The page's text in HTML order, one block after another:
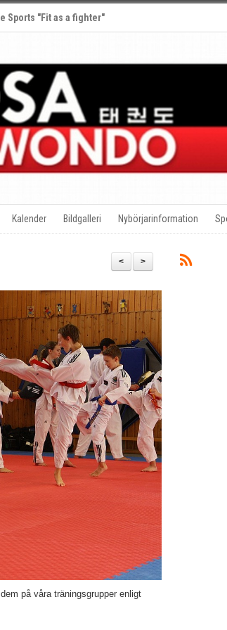
Sports "Fit as a fighter"
Kalender Bildgalleri Nybörjarinformation
>
<
på våra träningsgrupper enligt